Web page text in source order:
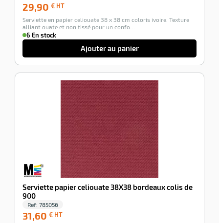
29,90 € HT
HT
Serviette en papier celiouate 38 x 38 cm coloris ivoire. Texture
alliant ouate et non tissé pour un confo…
6 En stock
Ajouter au panier
Serviette papier celiouate 38X38 bordeaux colis de
900
Ref: 785056
31,60 € HT